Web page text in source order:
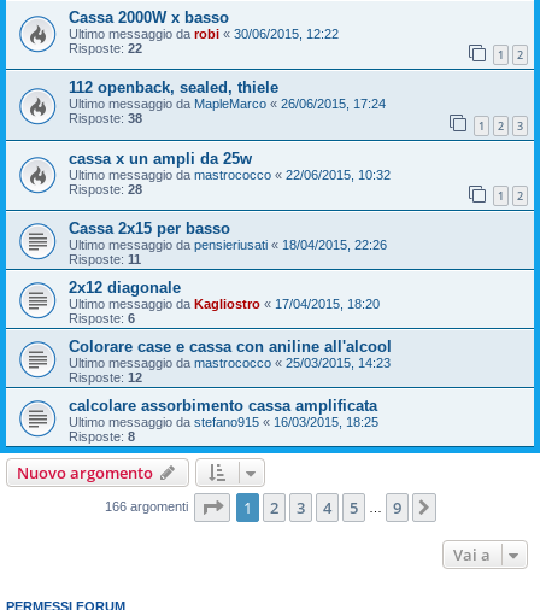
Cassa 2000W x basso
Ultimo messaggio da robi « 30/06/2015, 12:22
Risposte: 22 1 2
112 openback, sealed, thiele
Ultimo messaggio da MapleMarco « 26/06/2015, 17:24
Risposte: 38 1 2 3
cassa x un ampli da 25w
Ultimo messaggio da mastrococco « 22/06/2015, 10:32
Risposte: 28 1 2
Cassa 2x15 per basso
Ultimo messaggio da pensieriusati « 18/04/2015, 22:26
Risposte: 11
2x12 diagonale
Ultimo messaggio da Kagliostro « 17/04/2015, 18:20
Risposte: 6
Colorare case e cassa con aniline all'alcool
Ultimo messaggio da mastrococco « 25/03/2015, 14:23
Risposte: 12
calcolare assorbimento cassa amplificata
Ultimo messaggio da stefano915 « 16/03/2015, 18:25
Risposte: 8
Nuovo argomento
166 argomenti Pagina di
1 2 3 4 5 … 9
Vai a
PERMESSI FORUM